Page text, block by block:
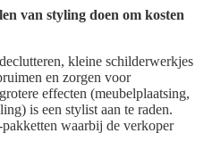
van styling doen om kosten
kleine schilderwerkjes
en zorgen voor
effecten (meubelplaatsing,
is een stylist aan te raden.
waarbij de verkoper